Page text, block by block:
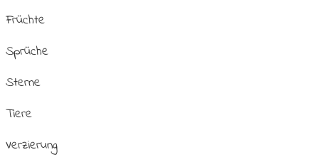
Früchte
Sprüche
Sterne
Tiere
Verzierung